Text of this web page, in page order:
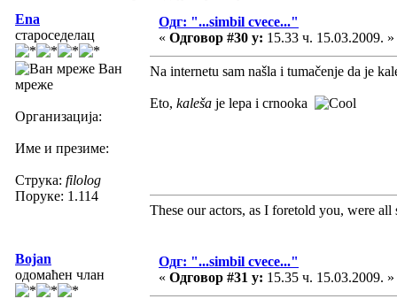
Ena
староседелац
Ван
мреже
Организација:
Име и презиме:
Струка: filolog
Поруке: 1.114
Одг: "...simbil cvece..."
« Одговор #30 у: 15.33 ч. 15.03.2009. »
Na internetu sam našla i tumačenje da je
Eto, kaleša je lepa i crnooka
These our actors, as I foretold you, were
Bojan
одомаћен члан
Одг: "...simbil cvece..."
« Одговор #31 у: 15.35 ч. 15.03.2009. »